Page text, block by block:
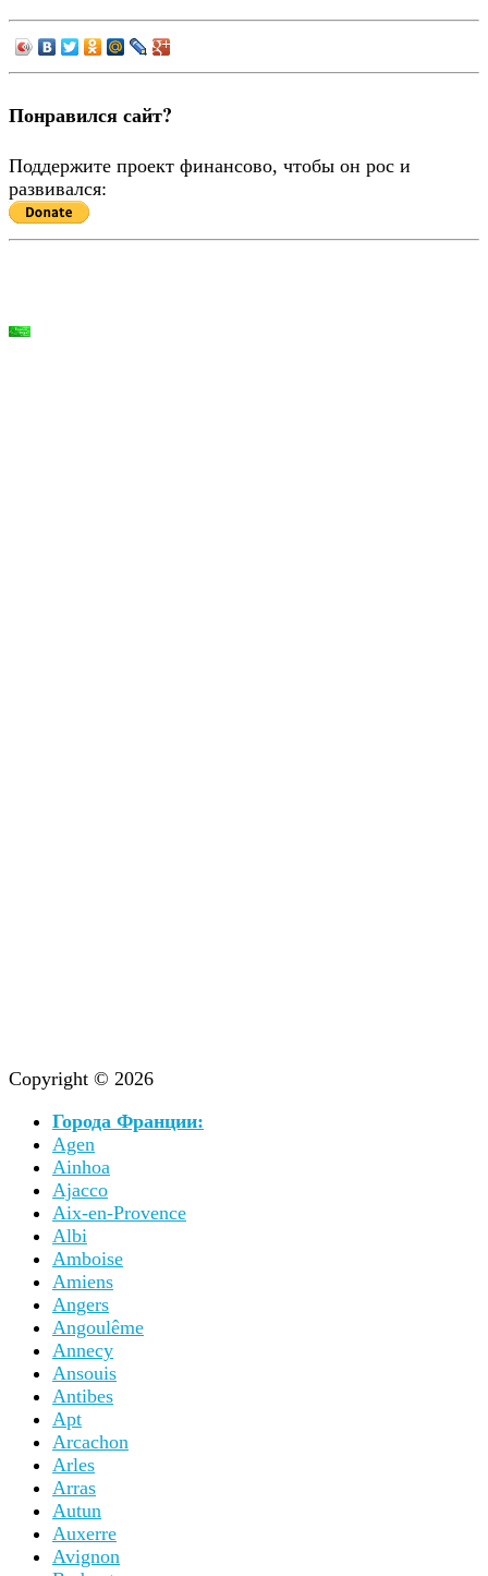
Понравился сайт?
Поддержите проект финансово, чтобы он рос и
развивался:
Copyright © 2026
Города Франции:
Agen
Ainhoa
Ajacco
Aix-en-Provence
Albi
Amboise
Amiens
Angers
Angoulême
Annecy
Ansouis
Antibes
Apt
Arcachon
Arles
Arras
Autun
Auxerre
Avignon